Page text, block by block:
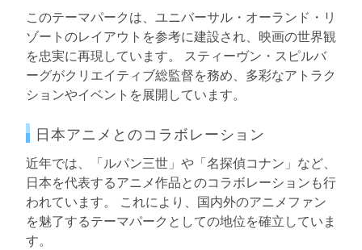
このテーマパークは、ユニバーサル・オーランド・リ
ゾートのレイアウトを参考に建設され、映画の世界観
を忠実に再現しています。 スティーヴン・スピルバ
ーグがクリエイティブ総監督を務め、多彩なアトラク
ションやイベントを展開しています。
日本アニメとのコラボレーション
近年では、「ルパン三世」や「名探偵コナン」など、
日本を代表するアニメ作品とのコラボレーションも行
われています。 これにより、国内外のアニメファン
を魅了するテーマパークとしての地位を確立していま
す。